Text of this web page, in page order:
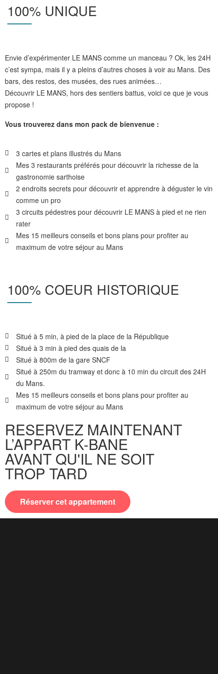
100% UNIQUE
Envie d’expérimenter LE MANS comme un manceau ? Ok, les 24H
c’est sympa, mais il y a pleins d’autres choses à voir au Mans. Des
bars, des restos, des musées, des rues animées…
Découvrir LE MANS, hors des sentiers battus, voici ce que je vous
propose !
Vous trouverez dans mon pack de bienvenue :
3 cartes et plans illustrés du Mans
Mes 3 restaurants préférés pour découvrir la richesse de la
gastronomie sarthoise
2 endroits secrets pour découvrir et apprendre à déguster le vin
comme un pro
3 circuits pédestres pour découvrir LE MANS à pied et ne rien
rater
Mes 15 meilleurs conseils et bons plans pour profiter au
maximum de votre séjour au Mans
100% COEUR HISTORIQUE
Situé à 5 min, à pied de la place de la République
Situé à 3 min à pied des quais de la
Situé à 800m de la gare SNCF
Situé à 250m du tramway et donc à 10 min du circuit des 24H
du Mans.
Mes 15 meilleurs conseils et bons plans pour profiter au
maximum de votre séjour au Mans
RESERVEZ MAINTENANT
L’APPART K-BANE
AVANT QU'IL NE SOIT
TROP TARD